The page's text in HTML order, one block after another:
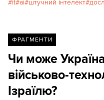
it ai штучний інтелект
ФРАГМЕНТИ
Чи може
військово-
Ізраїлю?